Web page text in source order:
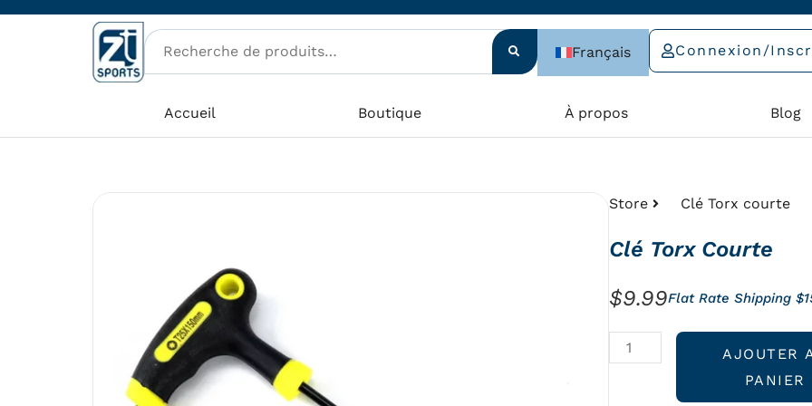
Aller
Français Connexion/
Accueil Boutique À propos Blog
Store Clé Torx courte
Clé Torx Courte
$9.99Flat Rate Shipping
quantité
de
AJOUTER
PANIER